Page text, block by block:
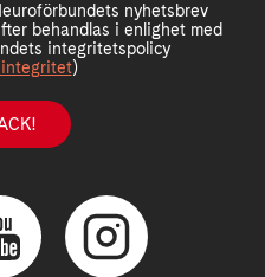
nyhetsbrev
behandlas i enlighet med
integritetspolicy
)